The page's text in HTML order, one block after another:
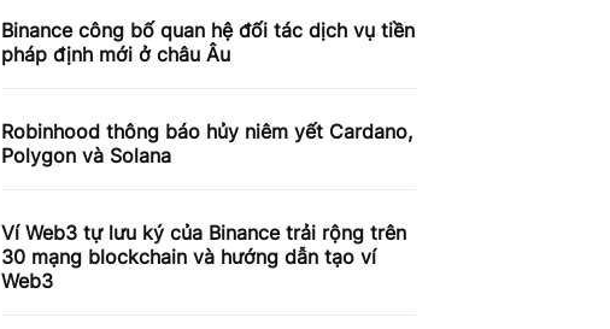
Binance công bố quan hệ đối tác dịch vụ tiền
pháp định mới ở châu Âu
Robinhood thông báo hủy niêm yết Cardano,
Polygon và Solana
Ví Web3 tự lưu ký của Binance trải rộng trên
30 mạng blockchain và hướng dẫn tạo ví
Web3